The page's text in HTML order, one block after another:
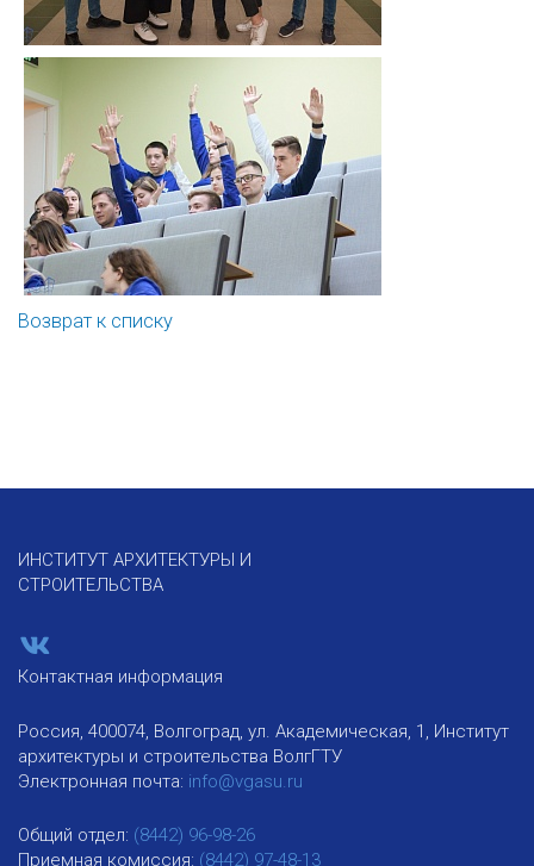
Возврат к списку
ИНСТИТУТ АРХИТЕКТУРЫ И
СТРОИТЕЛЬСТВА
Контактная информация
Россия, 400074, Волгоград, ул. Академическая, 1, Институт
архитектуры и строительства ВолгГТУ
Электронная почта: info@vgasu.ru
Общий отдел: (8442) 96-98-26
Приемная комиссия: (8442) 97-48-13